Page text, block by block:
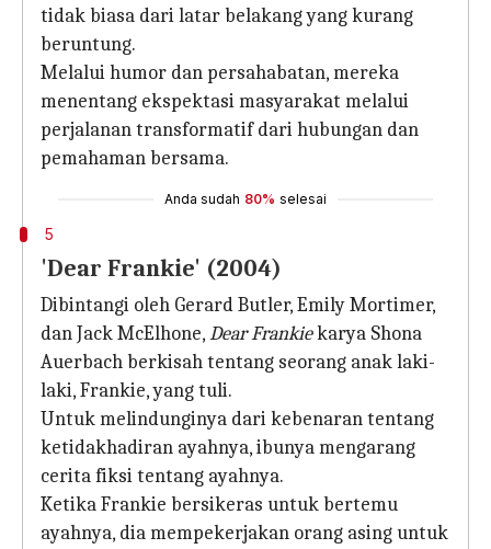
tidak biasa dari latar belakang yang kurang
beruntung.
Melalui humor dan persahabatan, mereka
menentang ekspektasi masyarakat melalui
perjalanan transformatif dari hubungan dan
pemahaman bersama.
Anda sudah 80% selesai
5
'Dear Frankie' (2004)
Dibintangi oleh Gerard Butler, Emily Mortimer,
dan Jack McElhone,Dear Frankiekarya Shona
Auerbach berkisah tentang seorang anak laki-
laki, Frankie, yang tuli.
Untuk melindunginya dari kebenaran tentang
ketidakhadiran ayahnya, ibunya mengarang
cerita fiksi tentang ayahnya.
Ketika Frankie bersikeras untuk bertemu
ayahnya, dia mempekerjakan orang asing untuk